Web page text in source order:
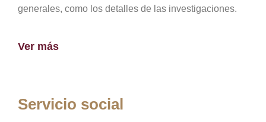
generales, como los detalles de las investigaciones.
Ver más
Servicio social